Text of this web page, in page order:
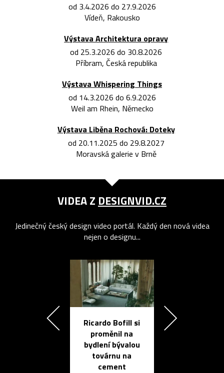
od 3.4.2026 do 27.9.2026
Vídeň, Rakousko
Výstava Architektura opravy
od 25.3.2026 do 30.8.2026
Příbram, Česká republika
Výstava Whispering Things
od 14.3.2026 do 6.9.2026
Weil am Rhein, Německo
Výstava Liběna Rochová: Doteky
od 20.11.2025 do 29.8.2027
Moravská galerie v Brně
VIDEA Z DESIGNVID.CZ
Jedinečný český design video portál. Každý den nová videa
nejen o designu...
Ricardo Bofill si
proměnil na
bydlení bývalou
továrnu na
cement